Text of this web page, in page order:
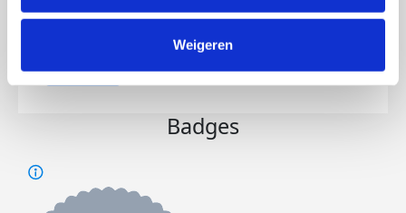
Weigeren
€1.462 €500
Doneer
Badges